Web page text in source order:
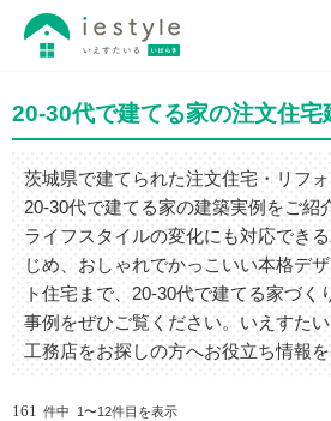
20-30代で建てる家の注文住宅
茨城県で建てられた注文住宅・リフ
20-30代で建てる家の建築実例をご紹
ライフスタイルの変化にも対応でき
じめ、おしゃれでかっこいい本格デ
ト住宅まで、20-30代で建てる家づく
事例をぜひご覧ください。いえすた
工務店をお探しの方へお役立ち情報を
161 件中 1〜12件目を表示